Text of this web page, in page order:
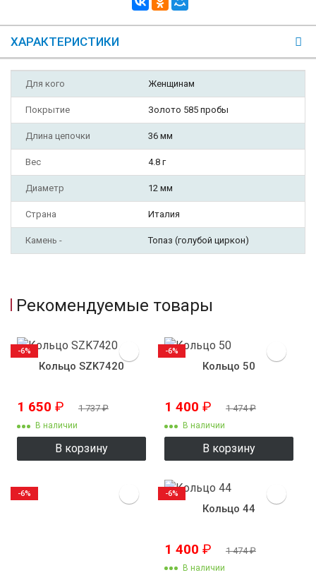
ХАРАКТЕРИСТИКИ
Для кого Женщинам
Покрытие Золото 585 пробы
Длина цепочки 36 мм
Вес 4.8 г
Диаметр 12 мм
Страна Италия
Камень - Топаз (голубой циркон)
Рекомендуемые товары
Кольцо SZK7420
1 650 ₽ 1 737₽
В наличии
В корзину
-6%
Кольцо 50
1 400 ₽ 1 474₽
В наличии
В корзину
-6%
-6%
Кольцо 44
1 400 ₽ 1 474₽
В наличии
-6%